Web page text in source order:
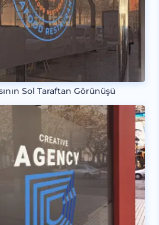
Sol Taraftan Görünüşü